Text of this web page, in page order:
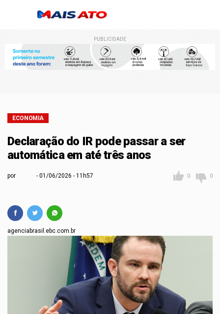
PUBLICIDADE
ECONOMIA
Declaração do IR pode passar a ser
automática em até três anos
por 01/06/2026 - 11h57 0 0
agenciabrasil.ebc.com.br